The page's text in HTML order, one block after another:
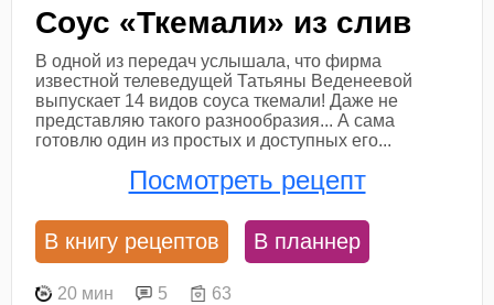
Соус «Ткемали» из слив
В одной из передач услышала, что фирма
известной телеведущей Татьяны Веденеевой
выпускает 14 видов соуса ткемали! Даже не
представляю такого разнообразия... А сама
готовлю один из простых и доступных его...
Посмотреть рецепт
В книгу рецептов В планнер
20 мин 5 63